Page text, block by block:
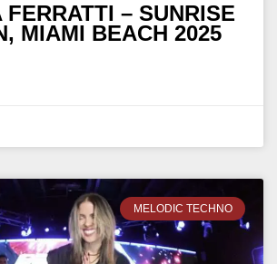
FERRATTI – SUNRISE
MIAMI BEACH 2025
MELODIC TECHNO